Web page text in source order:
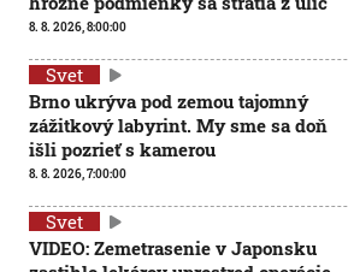
8. 8. 2026, 8:00:00
Svet
Brno ukrýva pod zemou tajomný
zážitkový labyrint. My sme sa doň
išli pozrieť s kamerou
8. 8. 2026, 7:00:00
Svet
VIDEO: Zemetrasenie v Japonsku